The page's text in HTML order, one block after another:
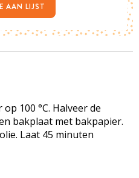
100 °C. Halveer de
bakplaat met bakpapier.
Laat 45 minuten
AAN LIJST